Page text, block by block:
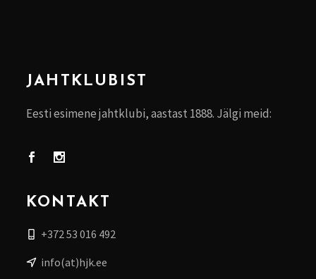
JAHTKLUBIST
Eesti esimene jahtklubi, aastast 1888. Jälgi meid:
KONTAKT
+372 53 016 492
info(at)hjk.ee